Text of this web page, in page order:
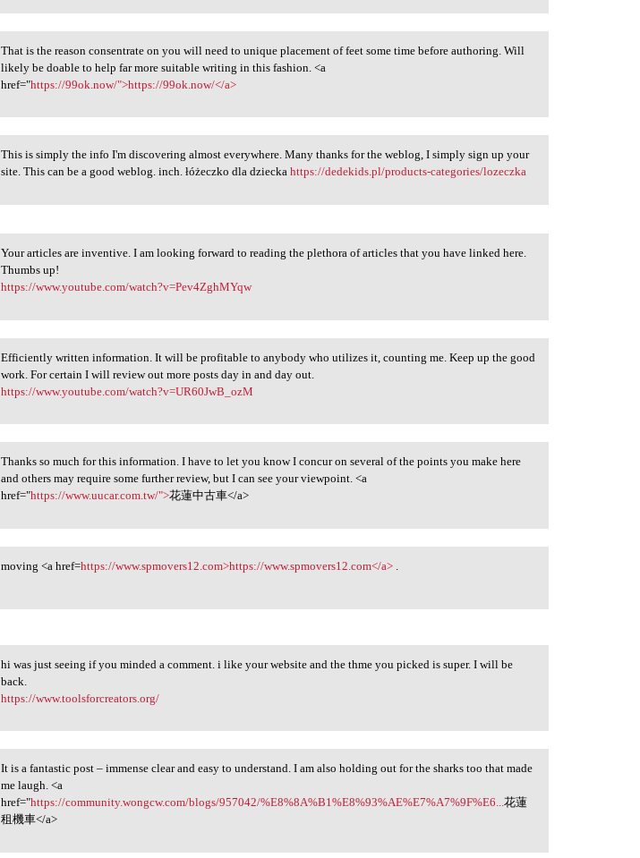
That is the reason
That is the reason consentrate on you will need to unique placement of feet some time before authoring. Will
likely be doable to help far more suitable writing in this fashion. <a
href="https://99ok.now/">https://99ok.now/</a>
This is simply the info I'm
This is simply the info I'm discovering almost everywhere. Many thanks for the weblog, I simply sign up your
site. This can be a good weblog. inch. łóżeczko dla dzieckahttps://dedekids.pl/products-categories/lozeczka
Your articles are inventive.
Your articles are inventive. I am looking forward to reading the plethora of articles that you have linked here.
Thumbs up!
https://www.youtube.com/watch?v=Pev4ZghMYqw
Efficiently written
Efficiently written information. It will be profitable to anybody who utilizes it, counting me. Keep up the good
work. For certain I will review out more posts day in and day out.
https://www.youtube.com/watch?v=UR60JwB_ozM
Thanks so much for this
Thanks so much for this information. I have to let you know I concur on several of the points you make here
and others may require some further review, but I can see your viewpoint. <a
href="https://www.uucar.com.tw/">花蓮中古車</a>
moving <a href=https://www
moving <a href=https://www.spmovers12.com>https://www.spmovers12.com</a>
hi was just seeing if you
hi was just seeing if you minded a comment. i like your website and the thme you picked is super. I will be
back.
https://www.toolsforcreators.org/
It is a fantastic post –
It is a fantastic post – immense clear and easy to understand. I am also holding out for the sharks too that made
me laugh. <a
href="https://community.wongcw.com/blogs/957042/%E8%8A%B1%E8%93%AE%E7%A7%9F%E6...花蓮
租機車</a>